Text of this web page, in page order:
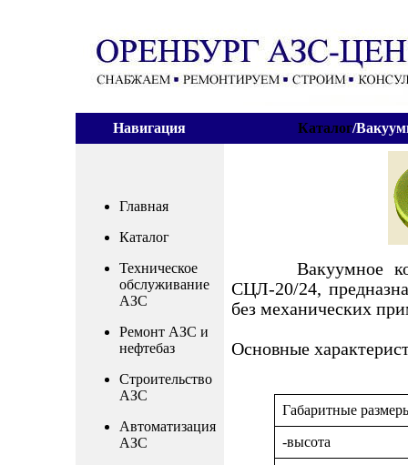
Навигация Каталог/
Главная
Каталог
Техническое
обслуживание
АЗС
Ремонт АЗС и
нефтебаз
Строительство
АЗС
Автоматизация
АЗС
Вакуумное
СЦЛ-20/24,
без механических
Основные
Габаритные
-высота